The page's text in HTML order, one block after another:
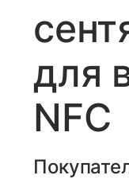
для
NFC